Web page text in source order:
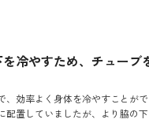
を冷やすため、チューブ
、効率よく身体を冷やすことが
配置していましたが、より脇の